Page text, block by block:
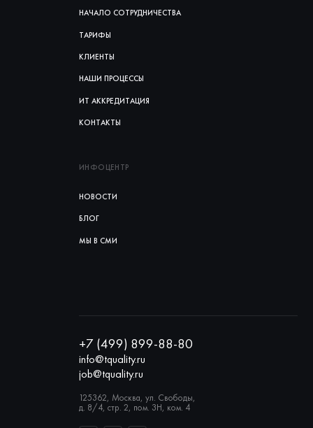
НАЧАЛО СОТРУДНИЧЕСТВА
ТАРИФЫ
КЛИЕНТЫ
НАШИ ПРОЦЕССЫ
ИТ АККРЕДИТАЦИЯ
КОНТАКТЫ
ИНФОЦЕНТР
НОВОСТИ
БЛОГ
МЫ В СМИ
+7 (499) 899-88-80
info@tquality.ru
job@tquality.ru
125362, Москва, ул. Свободы,
д. 8/4, стр. 2, пом. 3Н, ком. 4